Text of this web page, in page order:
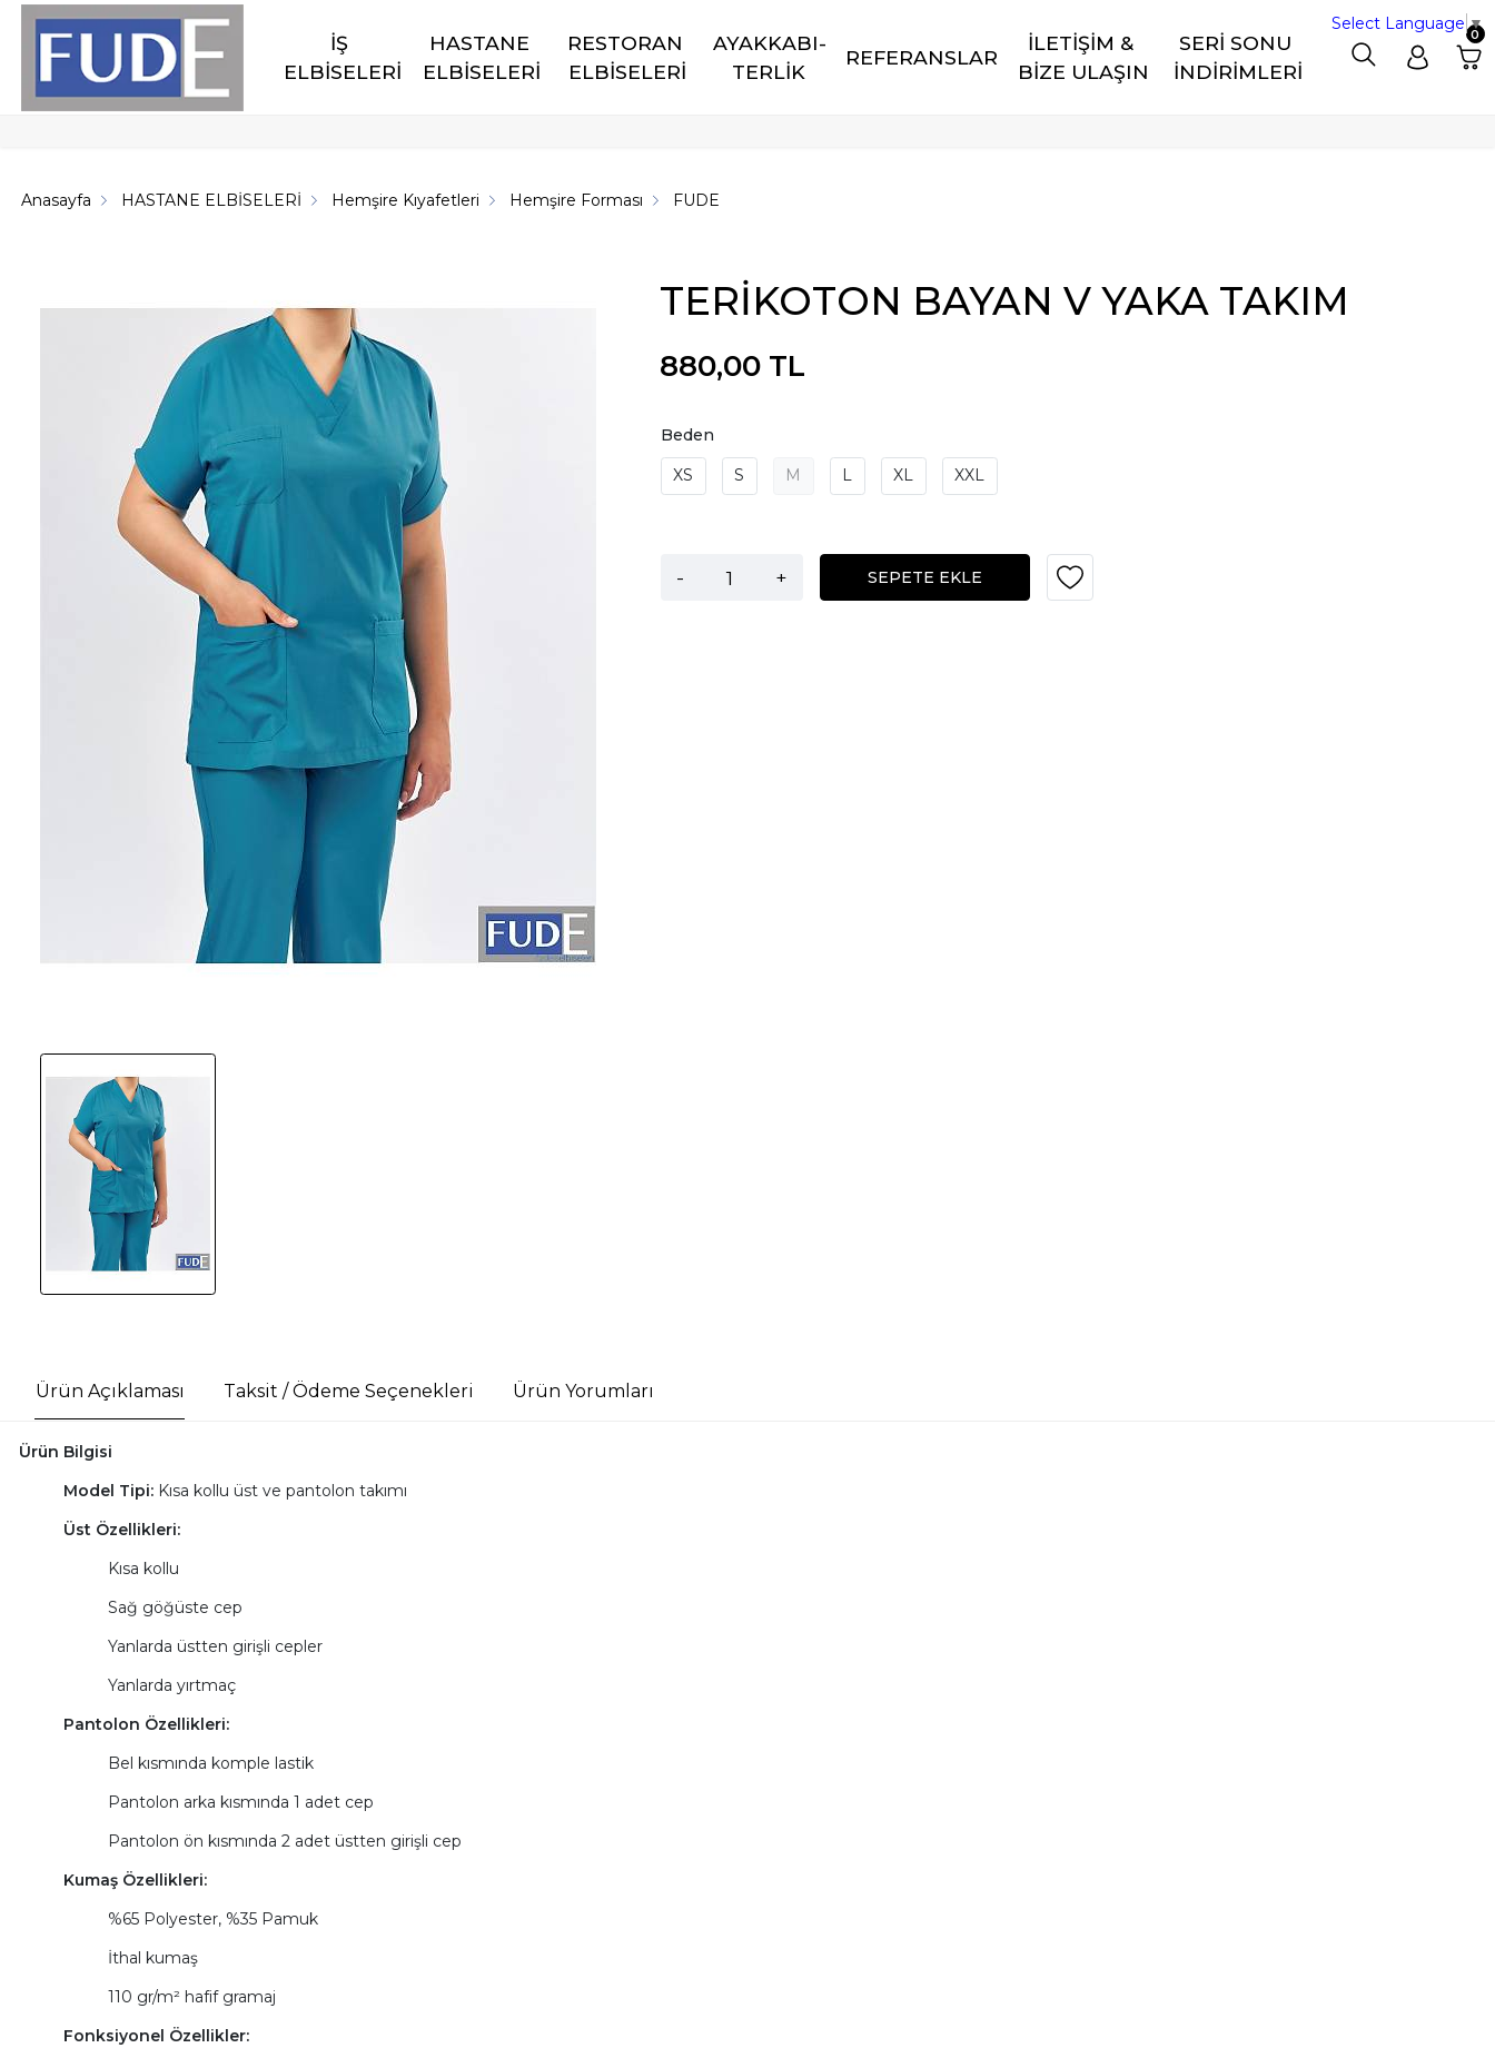
İŞ
ELBİSELERİ
HASTANE
ELBİSELERİ
RESTORAN
ELBİSELERİ
AYAKKABI-
TERLİK
REFERANSLAR
İLETİŞİM &
BİZE ULAŞIN
SERİ SONU
İNDİRİMLERİ
0
Anasayfa HASTANE ELBİSELERİ Hemşire Kıyafetleri Hemşire Forması FUDE
TERİKOTON BAYAN V YAKA TAKIM
880,00 TL
Beden
XS S M L XL XXL
- + SEPETE EKLE
Ürün Açıklaması Taksit / Ödeme Seçenekleri Ürün Yorumları
Ürün Bilgisi
Model Tipi:Kısa kollu üst ve pantolon takımı
Üst Özellikleri:
Kısa kollu
Sağ göğüste cep
Yanlarda üstten girişli cepler
Yanlarda yırtmaç
Pantolon Özellikleri:
Bel kısmında komple lastik
Pantolon arka kısmında 1 adet cep
Pantolon ön kısmında 2 adet üstten girişli cep
Kumaş Özellikleri:
%65 Polyester, %35 Pamuk
İthal kumaş
110 gr/m² hafif gramaj
Fonksiyonel Özellikler:
Select Language ▼